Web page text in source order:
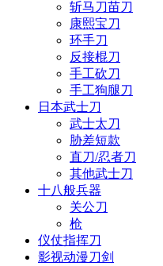
斩马刀苗刀
康熙宝刀
环手刀
反接棍刀
手工砍刀
手工狗腿刀
日本武士刀
武士太刀
胁差短款
直刀/忍者刀
其他武士刀
十八般兵器
关公刀
枪
仪仗指挥刀
影视动漫刀剑